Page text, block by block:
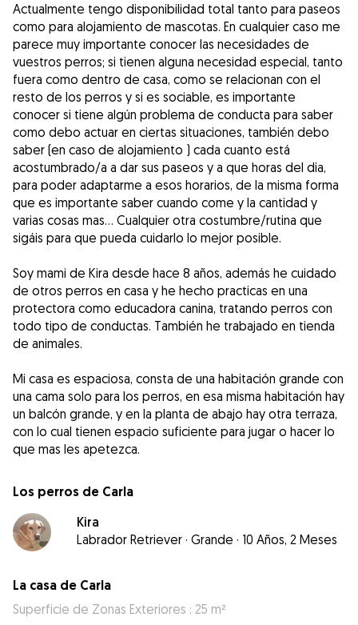
Actualmente tengo disponibilidad total tanto para paseos
como para alojamiento de mascotas. En cualquier caso me
parece muy importante conocer las necesidades de
vuestros perros; si tienen alguna necesidad especial, tanto
fuera como dentro de casa, como se relacionan con el
resto de los perros y si es sociable, es importante
conocer si tiene algún problema de conducta para saber
como debo actuar en ciertas situaciones, también debo
saber (en caso de alojamiento ) cada cuanto está
acostumbrado/a a dar sus paseos y a que horas del dia,
para poder adaptarme a esos horarios, de la misma forma
que es importante saber cuando come y la cantidad y
varias cosas mas… Cualquier otra costumbre/rutina que
sigáis para que pueda cuidarlo lo mejor posible.
Soy mami de Kira desde hace 8 años, además he cuidado
de otros perros en casa y he hecho practicas en una
protectora como educadora canina, tratando perros con
todo tipo de conductas. También he trabajado en tienda
de animales.
Mi casa es espaciosa, consta de una habitación grande con
una cama solo para los perros, en esa misma habitación hay
un balcón grande, y en la planta de abajo hay otra terraza,
con lo cual tienen espacio suficiente para jugar o hacer lo
que mas les apetezca.
Los perros de Carla
Kira
Labrador Retriever · Grande · 10 Años, 2 Meses
La casa de Carla
Superficie de Zonas Exteriores : 25 m²